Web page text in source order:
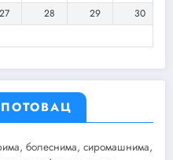
27 28 29
30
болеснима, сиромашнима,